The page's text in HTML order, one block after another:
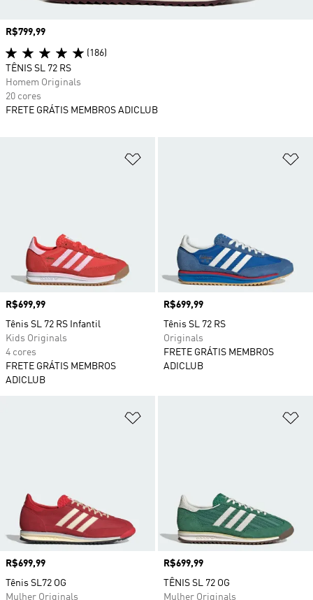
Preço
R$699,99
Tênis SL 72 RS Infantil
Kids Originals
4 cores
FRETE GRÁTIS MEMBROS
ADICLUB
Preço
R$699,99
Tênis SL 72 RS
Originals
FRETE GRÁTIS MEMBROS
ADICLUB
Preço
R$699,99
Tênis SL72 OG
Mulher Originals
Preço
R$699,99
TÊNIS SL 72 OG
Mulher Originals
Preço
R$799,99
(186)
TÊNIS SL 72 RS
Homem Originals
20 cores
FRETE GRÁTIS MEMBROS ADICLUB